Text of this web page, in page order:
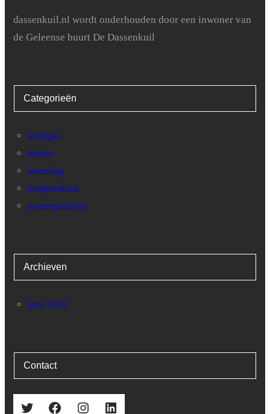
dassenkuil.nl wordt onderhouden door een inwoner van
de Geleense buurt De Dassenkuil
Categorieën
aardgas
meteo
neerslag
temperatuur
zonnepanelen
Archieven
juni 2021
Contact
Twitter Facebook Instagram LinkedIn